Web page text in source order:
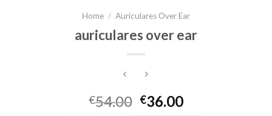
Home / Auriculares Over Ear
auriculares over ear
€54.00 €36.00